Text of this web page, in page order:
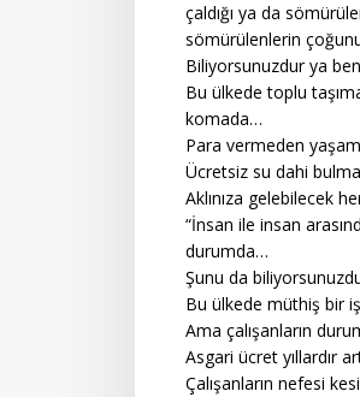
çaldığı ya da
sömürülenlerin
Biliyorsunuzdur ya
Bu ülkede toplu
komada…
Para vermeden
Ücretsiz su dahi
Aklınıza gelebilecek
“İnsan ile insan
durumda…
Şunu da
Bu ülkede müthiş bir
Ama çalışanların
Asgari ücret yıllardır
Çalışanların nefesi